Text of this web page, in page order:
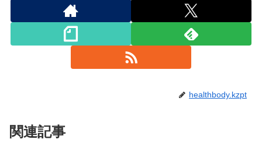
healthbody.kzpt
関連記事